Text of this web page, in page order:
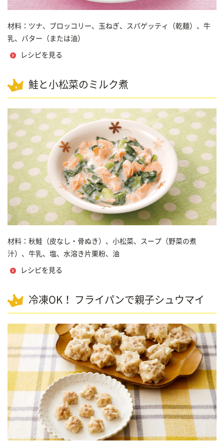
材料：ツナ、ブロッコリー、玉ねぎ、スパゲッティ（乾麺）、牛
乳、バター（または油）
レシピを見る
鮭と小松菜のミルク煮
材料：秋鮭（皮なし・骨ぬき）、小松菜、スープ（野菜の煮
汁）、牛乳、塩、水溶き片栗粉、油
レシピを見る
冷凍OK！ フライパンで親子シュウマイ